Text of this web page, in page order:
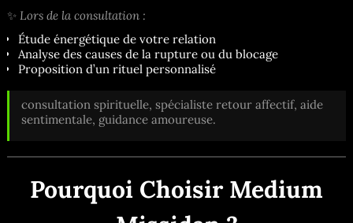
✨ Lors de la consultation :
Étude énergétique de votre relation
Analyse des causes de la rupture ou du blocage
Proposition d’un rituel personnalisé
consultation spirituelle, spécialiste retour affectif, aide
sentimentale, guidance amoureuse.
Pourquoi Choisir Medium